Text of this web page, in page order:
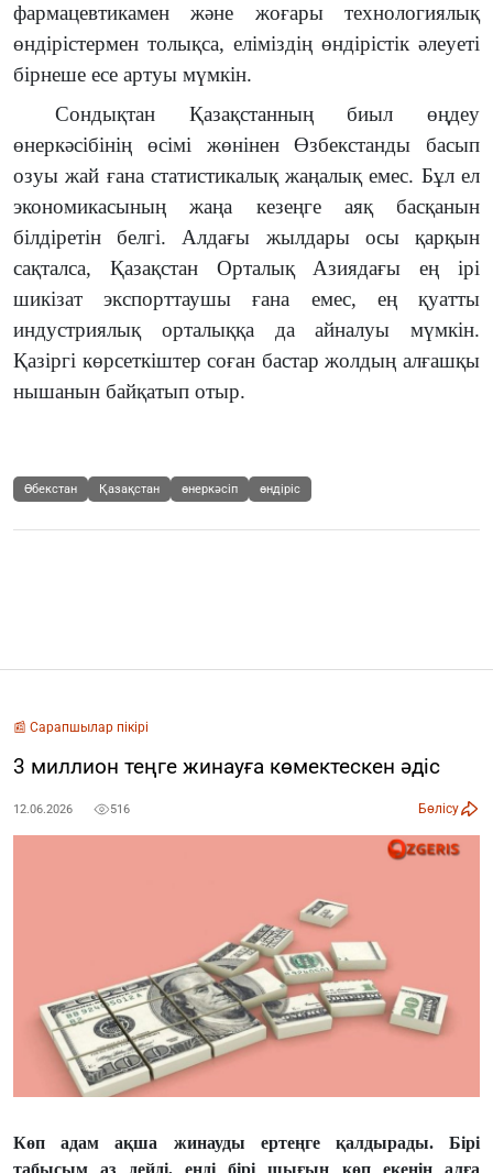
фармацевтикамен және жоғары технологиялық
өндірістермен толықса, еліміздің өндірістік әлеуеті
бірнеше есе артуы мүмкін.
Сондықтан Қазақстанның биыл өңдеу
өнеркәсібінің өсімі жөнінен Өзбекстанды басып
озуы жай ғана статистикалық жаңалық емес. Бұл ел
экономикасының жаңа кезеңге аяқ басқанын
білдіретін белгі. Алдағы жылдары осы қарқын
сақталса, Қазақстан Орталық Азиядағы ең ірі
шикізат экспорттаушы ғана емес, ең қуатты
индустриялық орталыққа да айналуы мүмкін.
Қазіргі көрсеткіштер соған бастар жолдың алғашқы
нышанын байқатып отыр.
Өбекстан Қазақстан өнеркәсіп өндіріс
📰 Сарапшылар пікірі
3 миллион теңге жинауға көмектескен әдіс
12.06.2026 516 Бөлісу
Көп адам ақша жинауды ертеңге қалдырады. Бірі